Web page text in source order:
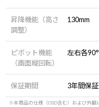
昇降機能（高さ
調整）
130mm
ピボット機能
（画面縦回転）
左右各90°
保証期間 3年間保証